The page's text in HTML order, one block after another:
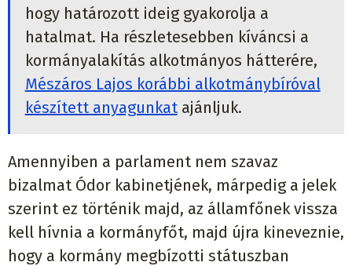
hogy határozott ideig gyakorolja a
hatalmat. Ha részletesebben kíváncsi a
kormányalakítás alkotmányos hátterére,
Mészáros Lajos korábbi alkotmánybíróval
készített anyagunkatajánljuk.
Amennyiben a parlament nem szavaz
bizalmat Ódor kabinetjének, márpedig a jelek
szerint ez történik majd, az államfőnek vissza
kell hívnia a kormányfőt, majd újra kineveznie,
hogy a kormány megbízotti státuszban